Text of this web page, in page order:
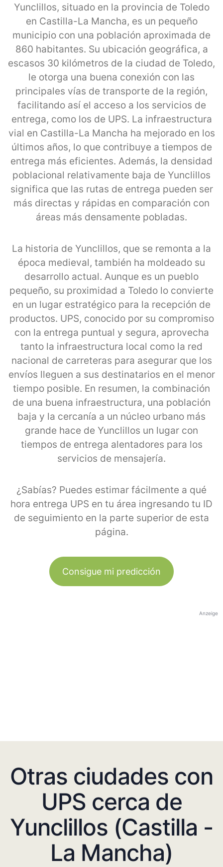
Yunclillos, situado en la provincia de Toledo
en Castilla-La Mancha, es un pequeño
municipio con una población aproximada de
860 habitantes. Su ubicación geográfica, a
escasos 30 kilómetros de la ciudad de Toledo,
le otorga una buena conexión con las
principales vías de transporte de la región,
facilitando así el acceso a los servicios de
entrega, como los de UPS. La infraestructura
vial en Castilla-La Mancha ha mejorado en los
últimos años, lo que contribuye a tiempos de
entrega más eficientes. Además, la densidad
poblacional relativamente baja de Yunclillos
significa que las rutas de entrega pueden ser
más directas y rápidas en comparación con
áreas más densamente pobladas.
La historia de Yunclillos, que se remonta a la
época medieval, también ha moldeado su
desarrollo actual. Aunque es un pueblo
pequeño, su proximidad a Toledo lo convierte
en un lugar estratégico para la recepción de
productos. UPS, conocido por su compromiso
con la entrega puntual y segura, aprovecha
tanto la infraestructura local como la red
nacional de carreteras para asegurar que los
envíos lleguen a sus destinatarios en el menor
tiempo posible. En resumen, la combinación
de una buena infraestructura, una población
baja y la cercanía a un núcleo urbano más
grande hace de Yunclillos un lugar con
tiempos de entrega alentadores para los
servicios de mensajería.
¿Sabías? Puedes estimar fácilmente a qué
hora entrega UPS en tu área ingresando tu ID
de seguimiento en la parte superior de esta
página.
Consigue mi predicción
Anzeige
Otras ciudades con
UPS cerca de
Yunclillos (Castilla -
La Mancha)